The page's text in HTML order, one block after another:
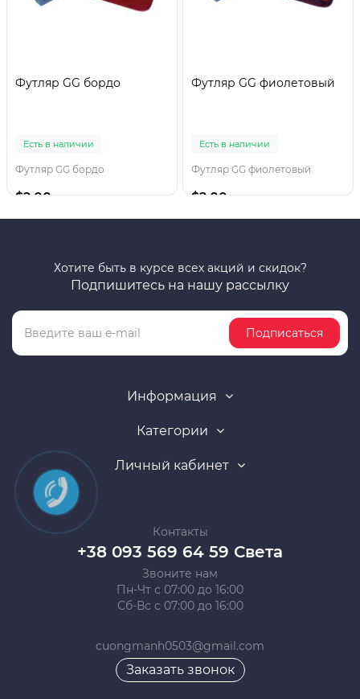
Футляр GG бордо
Есть в наличии
Футляр GG бордо
$2.00
Футляр GG фиолетовый
Есть в наличии
Футляр GG фиолетовый
$2.00
Хотите быть в курсе всех акций и скидок?
Подпишитесь на нашу рассылку
Подписаться
Информация
Категории
Личный кабинет
Контакты
+38 093 569 64 59 Света
Звоните нам
Пн-Чт с 07:00 до 16:00
Сб-Вс с 07:00 до 16:00
cuongmanh0503@gmail.com
Заказать звонок